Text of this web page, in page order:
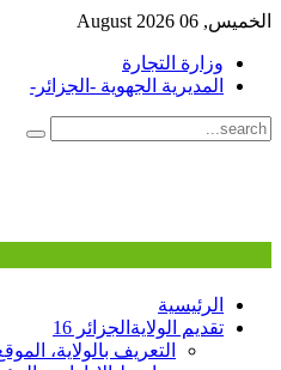
الخميس, 06 August 2026
وزارة التجارة
المديرية الجهوية -الجزائر-
الرئيسية
تقديم الولاية الجزائر 16
التعريف بالولاية،